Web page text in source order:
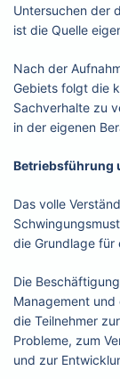
Untersuchen der
ist die Quelle
Nach der
Gebiets folgt die
Sachverhalte zu
in der eigenen
Betriebsführung
Das volle
die Grundlage für
Die
Management
die Teilnehmer
Probleme, zum
und zur